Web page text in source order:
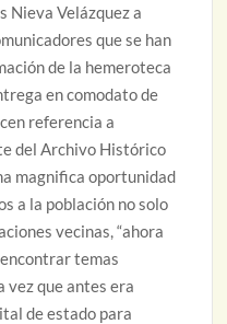
Nieva Velázquez a
que se han
de la hemeroteca
en comodato de
referencia a
del Archivo Histórico
magnifica oportunidad
a la población no solo
vecinas, “ahora
temas
vez que antes era
de estado para